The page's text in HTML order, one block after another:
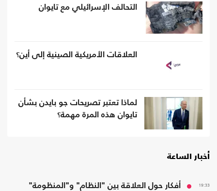
التحالف الإسرائيلي مع تايوان
العلاقات الأمريكية الصينية إلى أين؟
لماذا تعتبر تصريحات جو بايدن بشأن
تايوان هذه المرة مهمة؟
أخبار الساعة
19:33 أفكار حول العلاقة بين "النظام" و"المنظومة"